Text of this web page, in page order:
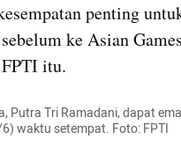
penting
ke Asian
itu.
Putra Tri Ramadani, dapat
waktu setempat. Foto: FPTI